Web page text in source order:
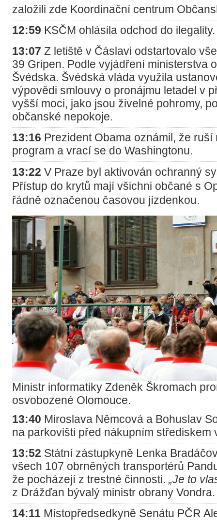
založili zde Koordinační centrum
12:59 KSČM ohlásila odchod do ilegality.
13:07 Z letiště v Čáslavi odstartovalo
39 Gripen. Podle vyjádření ministerstva
Švédska. Švédská vláda využila
výpovědi smlouvy o pronájmu letadel v
vyšší moci, jako jsou živelné pohromy,
občanské nepokoje.
13:16 Prezident Obama oznámil, že ruší
program a vrací se do Washingtonu.
13:22 V Praze byl aktivován ochranný
Přístup do krytů mají všichni občané s
řádně označenou časovou jízdenkou.
Ministr informatiky Zdeněk Škromach
osvobozené Olomouce.
13:40 Miroslava Němcová a Bohuslav
na parkovišti před nákupním střediskem
13:52 Státní zástupkyně Lenka
všech 107 obrněných transportérů
že pocházejí z trestné činnosti. „Je to
z Drážďan bývalý ministr obrany Vondra.
14:11 Místopředsedkyně Senátu PČR